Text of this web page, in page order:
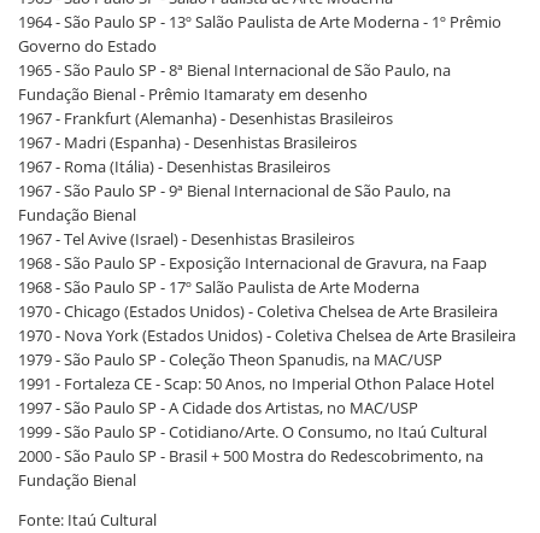
1964 - São Paulo SP - 13º Salão Paulista de Arte Moderna - 1º Prêmio
Governo do Estado
1965 - São Paulo SP - 8ª Bienal Internacional de São Paulo, na
Fundação Bienal - Prêmio Itamaraty em desenho
1967 - Frankfurt (Alemanha) - Desenhistas Brasileiros
1967 - Madri (Espanha) - Desenhistas Brasileiros
1967 - Roma (Itália) - Desenhistas Brasileiros
1967 - São Paulo SP - 9ª Bienal Internacional de São Paulo, na
Fundação Bienal
1967 - Tel Avive (Israel) - Desenhistas Brasileiros
1968 - São Paulo SP - Exposição Internacional de Gravura, na Faap
1968 - São Paulo SP - 17º Salão Paulista de Arte Moderna
1970 - Chicago (Estados Unidos) - Coletiva Chelsea de Arte Brasileira
1970 - Nova York (Estados Unidos) - Coletiva Chelsea de Arte Brasileira
1979 - São Paulo SP - Coleção Theon Spanudis, na MAC/USP
1991 - Fortaleza CE - Scap: 50 Anos, no Imperial Othon Palace Hotel
1997 - São Paulo SP - A Cidade dos Artistas, no MAC/USP
1999 - São Paulo SP - Cotidiano/Arte. O Consumo, no Itaú Cultural
2000 - São Paulo SP - Brasil + 500 Mostra do Redescobrimento, na
Fundação Bienal
Fonte: Itaú Cultural